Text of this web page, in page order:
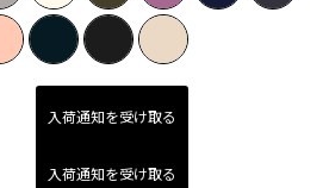
入荷通知を受け取る
入荷通知を受け取る